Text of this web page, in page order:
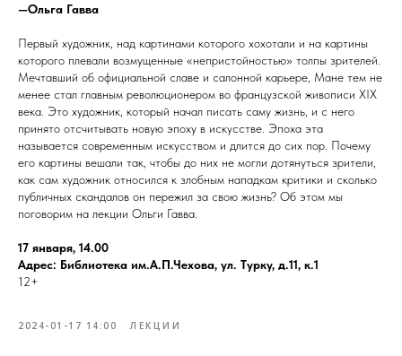
—Ольга Гавва
Первый художник, над картинами которого хохотали и на картины
которого плевали возмущенные «непристойностью» толпы зрителей.
Мечтавший об официальной славе и салонной карьере, Мане тем не
менее стал главным революционером во французской живописи XIX
века. Это художник, который начал писать саму жизнь, и с него
принято отсчитывать новую эпоху в искусстве. Эпоха эта
называется современным искусством и длится до сих пор. Почему
его картины вешали так, чтобы до них не могли дотянуться зрители,
как сам художник относился к злобным нападкам критики и сколько
публичных скандалов он пережил за свою жизнь? Об этом мы
поговорим на лекции Ольги Гавва.
17 января, 14.00
Адрес: Библиотека им.А.П.Чехова, ул. Турку, д.11, к.1
12+
2024-01-17 14:00 ЛЕКЦИИ